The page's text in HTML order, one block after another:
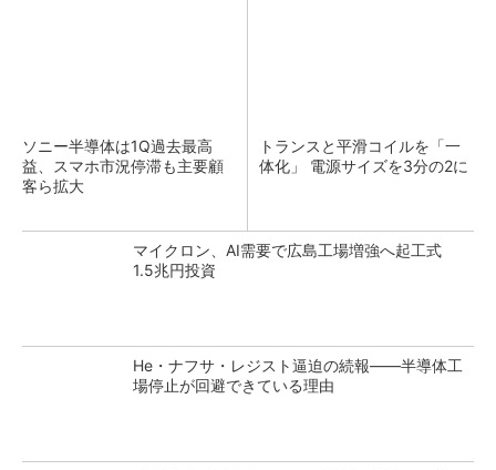
ソニー半導体は1Q過去最高
益、スマホ市況停滞も主要顧
客ら拡大
トランスと平滑コイルを「一
体化」 電源サイズを3分の2に
マイクロン、AI需要で広島工場増強へ起工式
1.5兆円投資
He・ナフサ・レジスト逼迫の続報――半導体工
場停止が回避できている理由